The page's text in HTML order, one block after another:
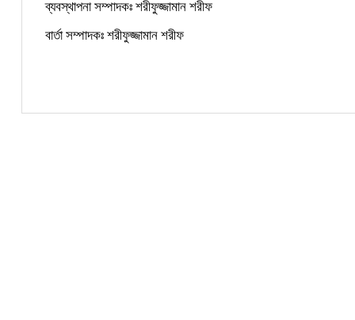
ব্যবস্থাপনা সম্পাদকঃ শরীফুজ্জামান শরীফ
বার্তা সম্পাদকঃ শরীফুজ্জামান শরীফ